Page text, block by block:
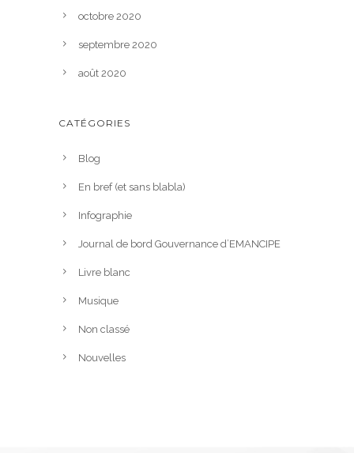
octobre 2020
septembre 2020
août 2020
CATÉGORIES
Blog
En bref (et sans blabla)
Infographie
Journal de bord Gouvernance d’EMANCIPE
Livre blanc
Musique
Non classé
Nouvelles